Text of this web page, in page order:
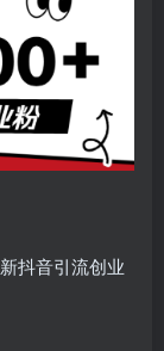
抖音引流创业